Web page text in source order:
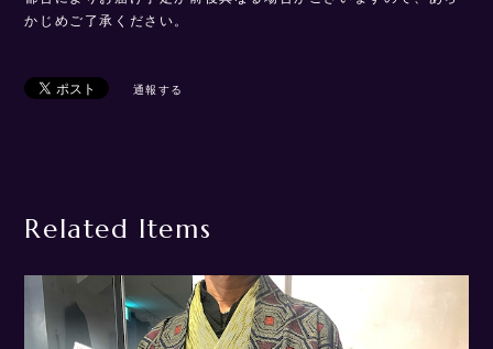
かじめご了承ください。
通報する
Related Items